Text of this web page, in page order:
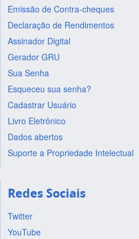
Emissão de Contra-cheques
Declaração de Rendimentos
Assinador Digital
Gerador GRU
Sua Senha
Esqueceu sua senha?
Cadastrar Usuário
Livro Eletrônico
Dados abertos
Suporte a Propriedade Intelectual
Redes Sociais
Twitter
YouTube